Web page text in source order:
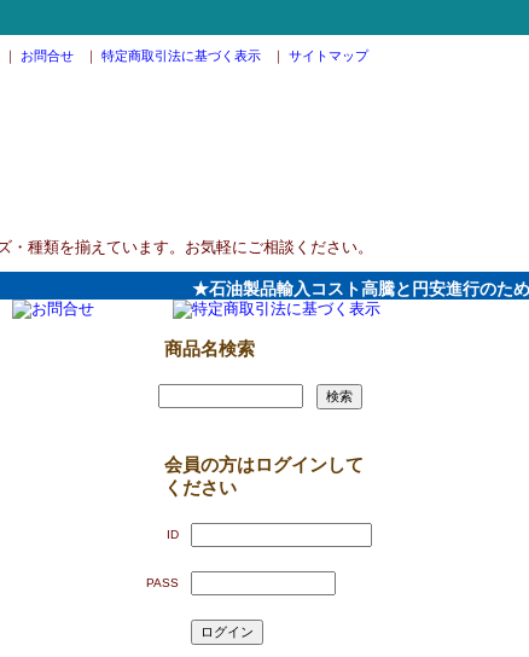
｜ お問合せ ｜ 特定商取引法に基づく表示 ｜ サイトマップ
・種類を揃えています。お気軽にご相談ください。
★石油製品輸入コスト高騰と円安進行のため、
商品名検索
会員の方はログインして
ください
ID
PASS